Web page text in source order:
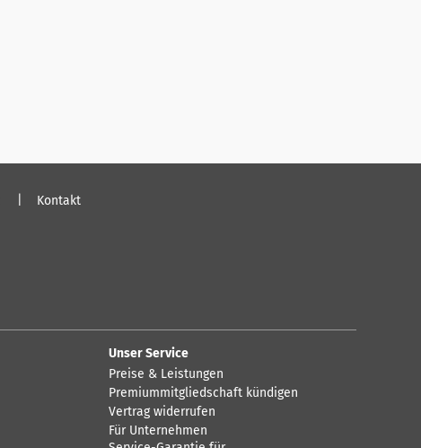
Kontakt
Unser Service
Preise & Leistungen
Premiummitgliedschaft kündigen
Vertrag widerrufen
Für Unternehmen